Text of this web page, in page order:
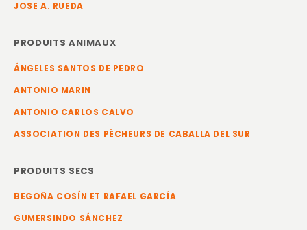
JOSE A. RUEDA
PRODUITS ANIMAUX
ÁNGELES SANTOS DE PEDRO
ANTONIO MARIN
ANTONIO CARLOS CALVO
ASSOCIATION DES PÊCHEURS DE CABALLA DEL SUR
PRODUITS SECS
BEGOÑA COSÍN ET RAFAEL GARCÍA
GUMERSINDO SÁNCHEZ